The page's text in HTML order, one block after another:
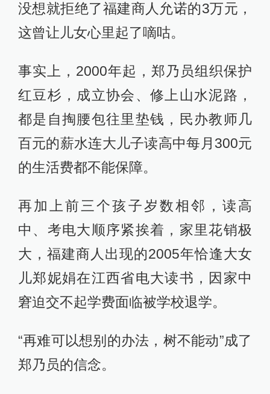
没想就拒绝了福建商人允诺的3万元，
这曾让儿女心里起了嘀咕。
事实上，2000年起，郑乃员组织保护
红豆杉，成立协会、修上山水泥路，
都是自掏腰包往里垫钱，民办教师几
百元的薪水连大儿子读高中每月300元
的生活费都不能保障。
再加上前三个孩子岁数相邻，读高
中、考电大顺序紧挨着，家里花销极
大，福建商人出现的2005年恰逢大女
儿郑妮娟在江西省电大读书，因家中
窘迫交不起学费面临被学校退学。
“再难可以想别的办法，树不能动”成了
郑乃员的信念。